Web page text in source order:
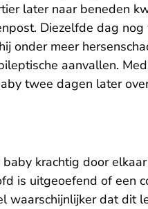
later naar beneden
Diezelfde dag
onder meer
aanvallen.
twee dagen later
krachtig door
is uitgeoefend of een
waarschijnlijker dat dit